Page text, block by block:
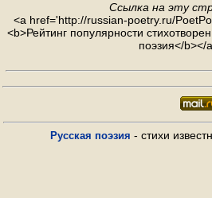
Ссылка на эту
<a href='http://russian-poetry.ru/
<b>Рейтинг популярности
поэзия</b></
Русская поэзия - стихи